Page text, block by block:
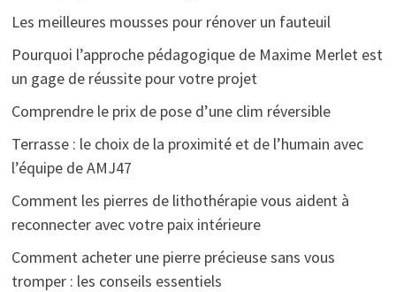
Les meilleures mousses pour rénover un fauteuil
Pourquoi l’approche pédagogique de Maxime Merlet est
un gage de réussite pour votre projet
Comprendre le prix de pose d’une clim réversible
Terrasse : le choix de la proximité et de l’humain avec
l’équipe de AMJ47
Comment les pierres de lithothérapie vous aident à
reconnecter avec votre paix intérieure
Comment acheter une pierre précieuse sans vous
tromper : les conseils essentiels